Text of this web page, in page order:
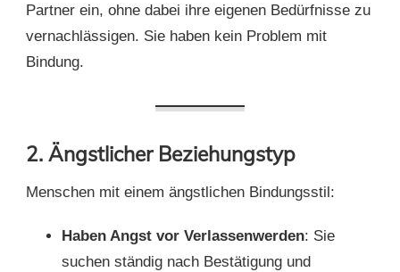
Partner ein, ohne dabei ihre eigenen Bedürfnisse zu
vernachlässigen. Sie haben kein Problem mit
Bindung.
2. Ängstlicher Beziehungstyp
Menschen mit einem ängstlichen Bindungsstil:
Haben Angst vor Verlassenwerden: Sie
suchen ständig nach Bestätigung und